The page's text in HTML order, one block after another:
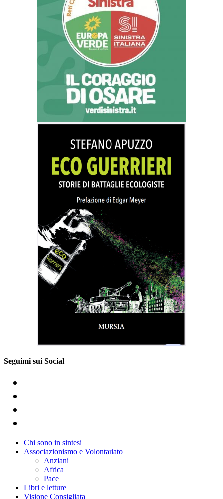
Seguimi sui Social
Chi sono in sintesi
Associazionismo e Volontariato
Anziani
Africa
Pace
Libri e letture
Visione Consigliata